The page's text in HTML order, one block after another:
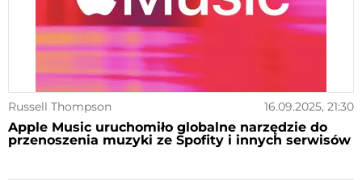
Russell Thompson 16.09.2025, 21:30
Apple Music uruchomiło globalne narzędzie do
przenoszenia muzyki ze Spofity i innych serwisów